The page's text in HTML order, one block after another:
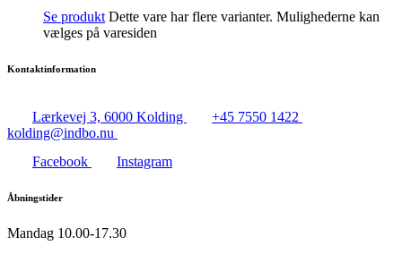
Se produkt Dette vare har flere varianter. Mulighederne kan
vælges på varesiden
Kontaktinformation
Lærkevej 3, 6000 Kolding
+45 7550 1422
kolding@indbo.nu
Facebook
Instagram
Åbningstider
Mandag 10.00-17.30